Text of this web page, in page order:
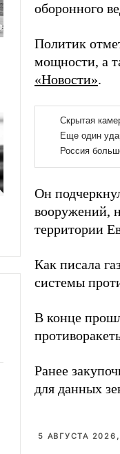
оборонного
Политик
мощности, а
«Новости».
Он
вооружений,
территории
Как писала
системы
В конце
Ранее
для данных
5 АВГУСТА 2026,